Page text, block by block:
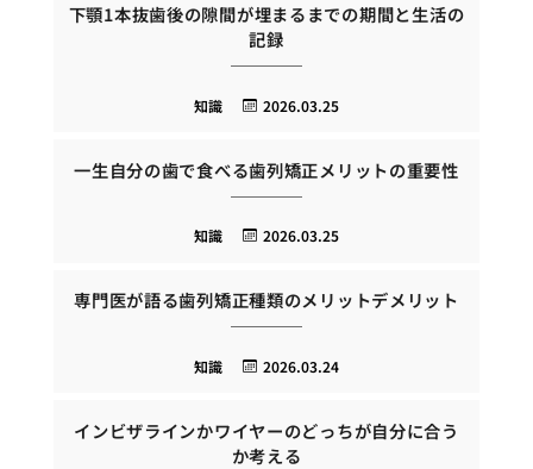
下顎1本抜歯後の隙間が埋まるまでの期間と生活の
記録
2026.03.25
知識
一生自分の歯で食べる歯列矯正メリットの重要性
2026.03.25
知識
専門医が語る歯列矯正種類のメリットデメリット
2026.03.24
知識
インビザラインかワイヤーのどっちが自分に合う
か考える